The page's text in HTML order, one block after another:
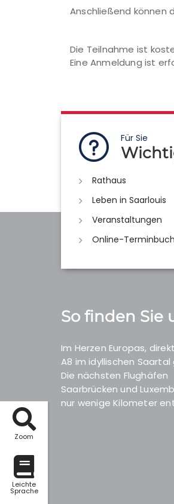
Zoom
Leichte
Sprache
Anschließend können
Die Teilnahme ist
Eine Anmeldung ist
Für Sie
Rathaus
Leben in Saarlouis
Veranstaltungen
Online-
So finden Sie
Im Herzen Europas,
A8 im idyllischen Saartal
Die nächsten Flughäfen
Saarbrücken und
nur wenige Kilometer